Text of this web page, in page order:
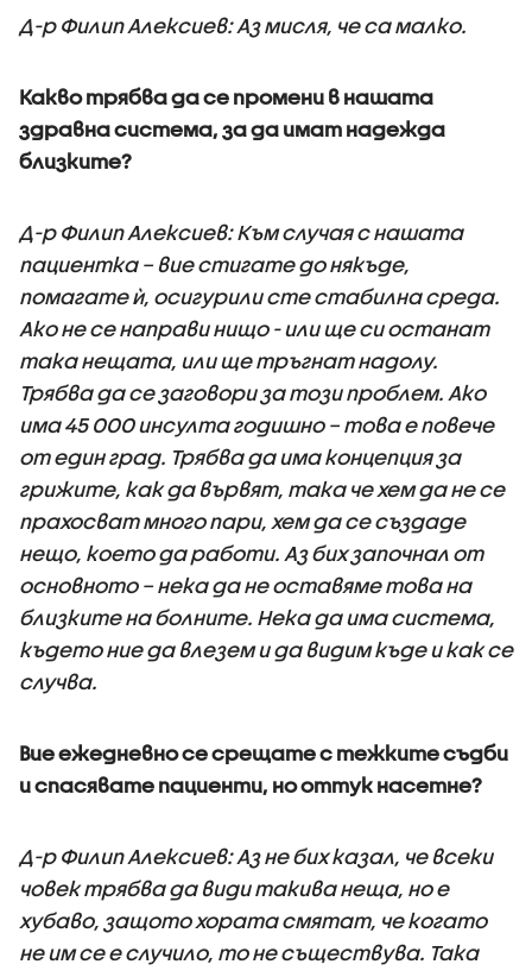
Д-р Филип Алексиев: Аз мисля, че са малко.
Какво трябва да се промени в нашата
здравна система, за да имат надежда
близките?
Д-р Филип Алексиев: Към случая с нашата
пациентка – вие стигате до някъде,
помагате ѝ, осигурили сте стабилна среда.
Ако не се направи нищо - или ще си останат
така нещата, или ще тръгнат надолу.
Трябва да се заговори за този проблем. Ако
има 45 000 инсулта годишно – това е повече
от един град. Трябва да има концепция за
грижите, как да вървят, така че хем да не се
прахосват много пари, хем да се създаде
нещо, което да работи. Аз бих започнал от
основното – нека да не оставяме това на
близките на болните. Нека да има система,
където ние да влезем и да видим къде и как се
случва.
Вие ежедневно се срещате с тежките съдби
и спасявате пациенти, но оттук насетне?
Д-р Филип Алексиев: Аз не бих казал, че всеки
човек трябва да види такива неща, но е
хубаво, защото хората смятат, че когато
не им се е случило, то не съществува. Така